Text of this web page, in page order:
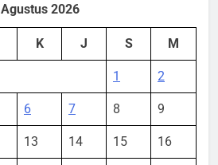
Agustus 2026
K J S M
1 2
6 7 8 9
13 14 15 16